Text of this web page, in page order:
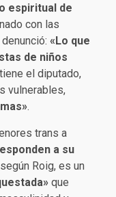
espiritual de
con las
«Lo que
de niños
el diputado,
vulnerables,
.
trans a
a su
Roig, es un
que